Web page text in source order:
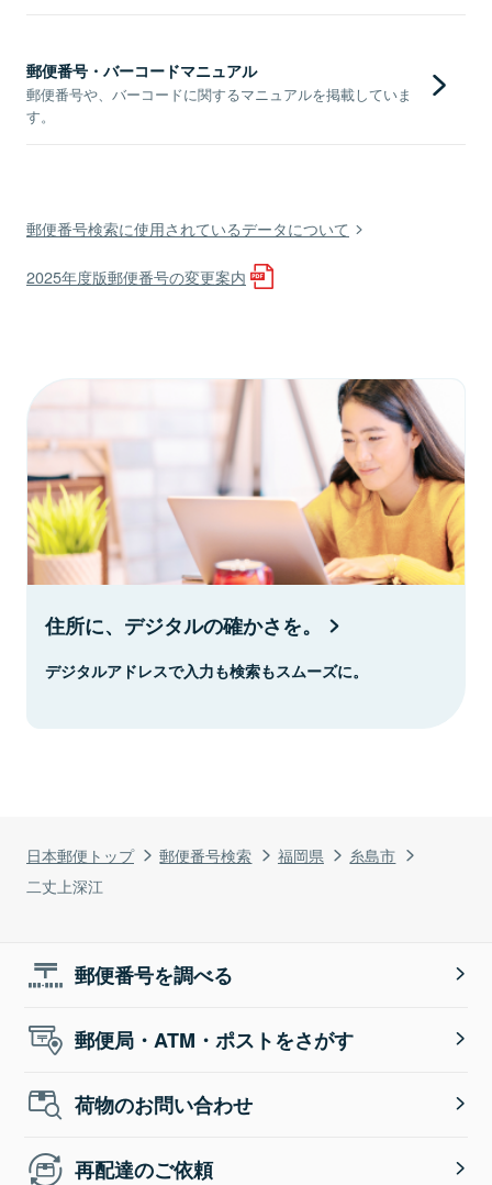
日本郵便トップ 郵便番号検索 福岡県
糸島市
二丈上深江
郵便番号・バーコードマニュアル
郵便番号や、バーコードに関するマニュアルを掲載していま
す。
郵便番号検索に使用されているデータについて
2025年度版郵便番号の変更案内
住所に、デジタルの確かさを。
デジタルアドレスで入力も検索もスムーズに。
郵便番号を調べる
郵便局・ATM・ポストをさがす
荷物のお問い合わせ
再配達のご依頼